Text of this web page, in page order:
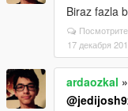
Biraz fazla
17 декабря
ardaozkal »